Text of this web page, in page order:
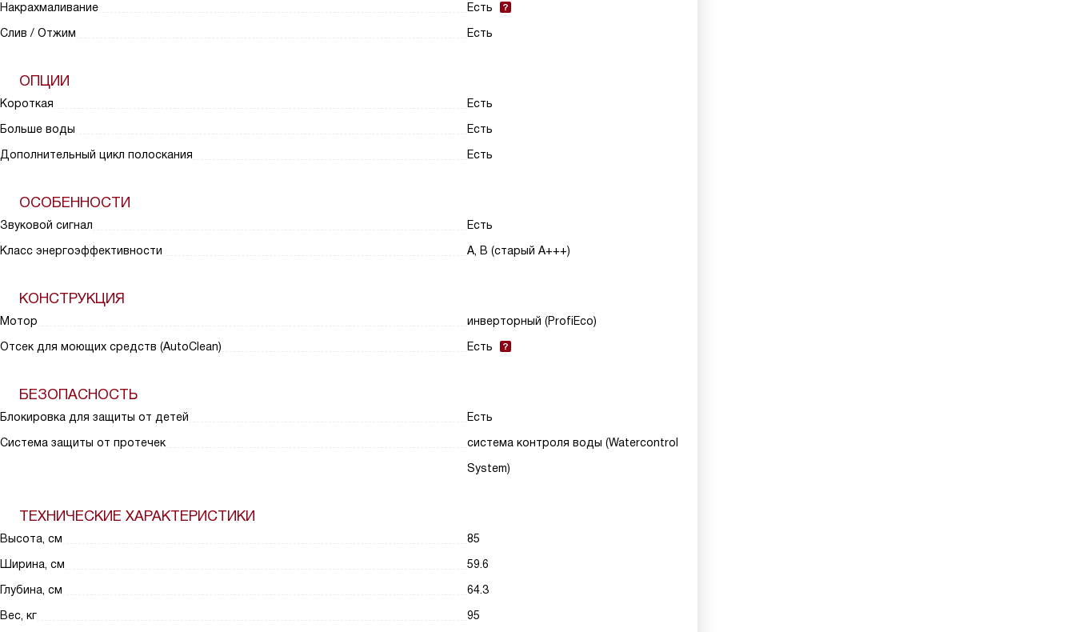
Накрахмаливание
Есть
Слив / Отжим
Есть
ОПЦИИ
Короткая
Есть
Больше воды
Есть
Дополнительный цикл полоскания
Есть
ОСОБЕННОСТИ
Звуковой сигнал
Есть
Класс энергоэффективности
A, B (старый A+++)
КОНСТРУКЦИЯ
Мотор
инверторный (ProfiEco)
Отсек для моющих средств (AutoClean)
Есть
БЕЗОПАСНОСТЬ
Блокировка для защиты от детей
Есть
Система защиты от протечек
система контроля воды (Watercontrol
System)
ТЕХНИЧЕСКИЕ ХАРАКТЕРИСТИКИ
Высота, см
85
Ширина, см
59.6
Глубина, см
64.3
Вес, кг
95